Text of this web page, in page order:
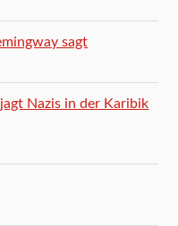
sagt
Nazis in der Karibik